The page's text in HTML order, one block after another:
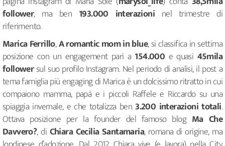
follower, ma ben 193.000 interazioni nel trimestre di
riferimento.
Marica Ferrillo,A romantic mom in blue, si classifica in settima
posizione con un engagement pari a 154.000 e quasi 45mila
followersul suo profilo Instagram. Nel periodo di analisi, il post a
tema famiglia più engaging di Marica è un dolcissimo ritratto in cui
compaiono mamma, papà e i piccoli Raffele e Riccardo su una
spiaggia invernale, e che totalizza ben3.200 interazioni totali.
Ottava posizione per la founder del famoso blog Ma Che
Davvero?, di Chiara Cecilia Santamaria, romana di origine, ma